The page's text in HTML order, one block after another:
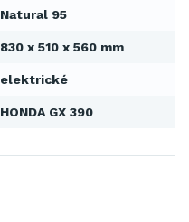
Natural 95
830 x 510 x 560 mm
elektrické
HONDA GX 390